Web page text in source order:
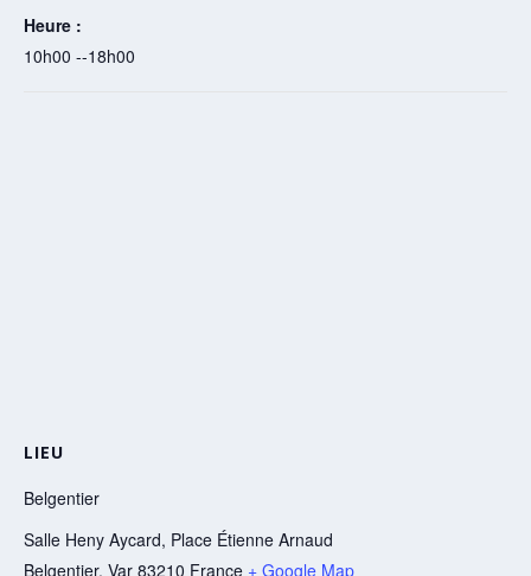
Heure :
10h00 --18h00
LIEU
Belgentier
Salle Heny Aycard, Place Étienne Arnaud
Belgentier, Var 83210 France + Google Map